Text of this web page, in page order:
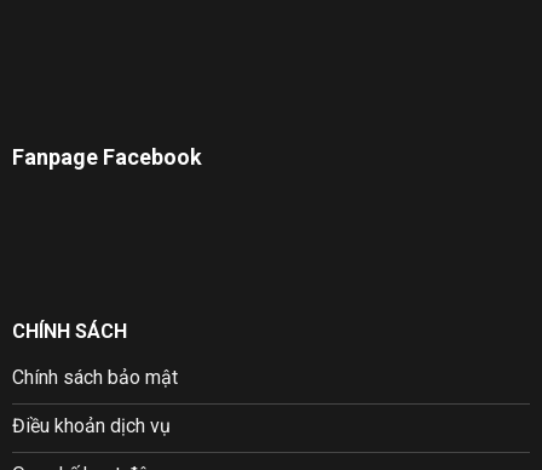
Fanpage Facebook
CHÍNH SÁCH
Chính sách bảo mật
Điều khoản dịch vụ